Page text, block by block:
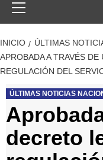
INICIO
ÚLTIMAS
APROBADA A TRAVÉS
REGULACIÓN DEL
ÚLTIMAS NOTICIAS
decreto